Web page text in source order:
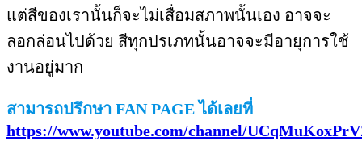
แต่สีของเรานั้นก็จะไม่เสื่อมสภาพนั้นเอง อาจจะ
ลอกล่อนไปด้วย สีทุกปรเภทนั้นอาจจะมีอายุการใช้
งานอยู่มาก
สามารถปรึกษา FAN PAGE ได้เลยที่
https://www.youtube.com/channel/